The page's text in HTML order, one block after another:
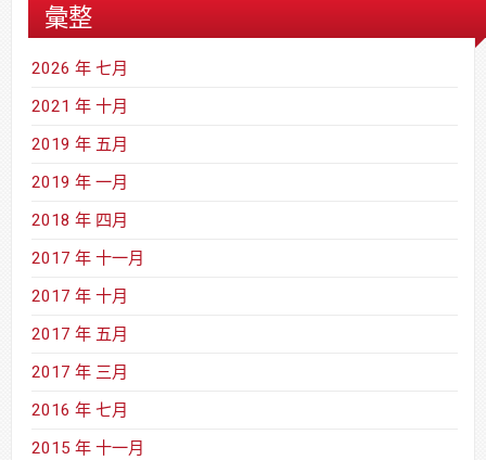
彙整
2026 年 七月
2021 年 十月
2019 年 五月
2019 年 一月
2018 年 四月
2017 年 十一月
2017 年 十月
2017 年 五月
2017 年 三月
2016 年 七月
2015 年 十一月